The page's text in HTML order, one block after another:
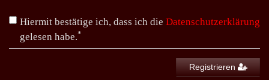
Hiermit bestätige ich, dass ich die Daten­schutz­erklärung
gelesen habe.*
Registrieren